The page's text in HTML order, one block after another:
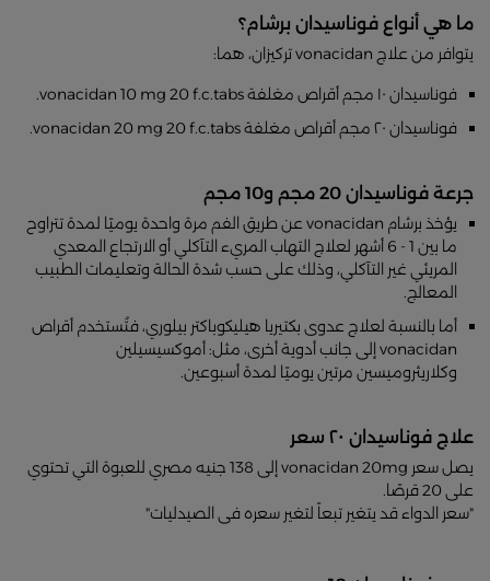
ما هي أنواع فوناسيدان برشام؟
يتوافر من علاج vonacidan تركيزان، هما:
فوناسيدان ١٠ مجم أقراص مغلفة vonacidan 10 mg 20 f.c.tabs.
فوناسيدان ٢٠ مجم أقراص مغلفة vonacidan 20 mg 20 f.c.tabs.
جرعة فوناسيدان 20 مجم و10 مجم
يؤخذ برشام vonacidan عن طريق الفم مرة واحدة يوميًا لمدة تتراوح
ما بين 1 - 6 أشهر لعلاج التهاب المريء التآكلي أو الارتجاع المعدي
المريئي غير التآكلي، وذلك على حسب شدة الحالة وتعليمات الطبيب
المعالج.
أما بالنسبة لعلاج عدوى بكتيريا هيليكوباكتر بيلوري، فتُستخدم أقراص
vonacidan إلى جانب أدوية أخرى، مثل: أموكسيسيلين
وكلاريثروميسين مرتين يوميًا لمدة أسبوعين.
علاج فوناسيدان ٢٠ سعر
يصل سعر vonacidan 20mg إلى 138 جنيه مصري للعبوة التي تحتوي
على 20 قرصًا.
"سعر الدواء قد يتغير تبعاً لتغير سعره فى الصيدليات"